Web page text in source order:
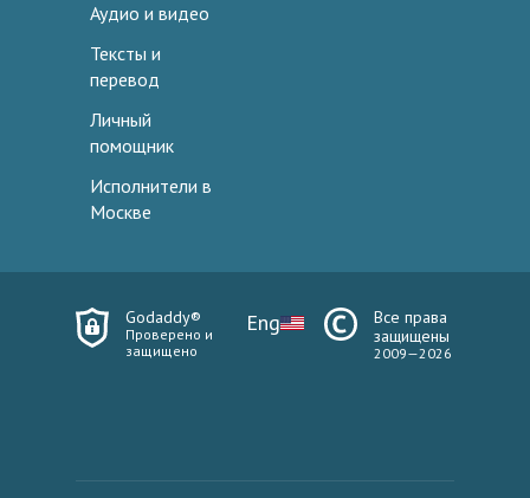
Аудио и видео
Тексты и
перевод
Личный
помощник
Исполнители в
Москве
Godaddy®
Проверено и
защищено
Eng
Все права
защищены
2009—2026